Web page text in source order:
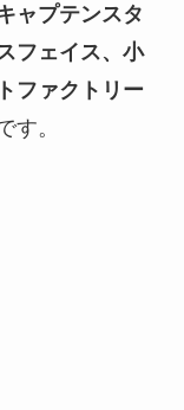
ャプテンスタ
フェイス、小
ファクトリー
す。